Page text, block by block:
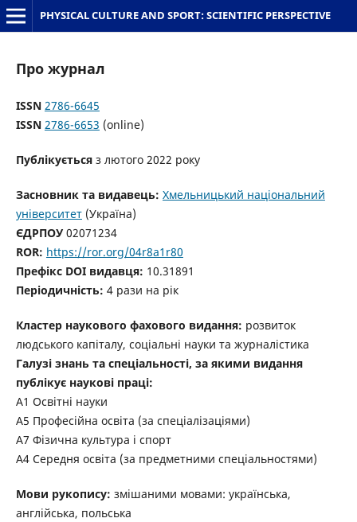
PHYSICAL CULTURE AND SPORT: SCIENTIFIC PERSPECTIVE
Про журнал
ISSN 2786-6645
ISSN 2786-6653 (online)
Публікується з лютого 2022 року
Засновник та видавець: Хмельницький національний
університет(Україна)
ЄДРПОУ 02071234
ROR: https://ror.org/04r8a1r80
Префікс DOI видавця: 10.31891
Періодичність: 4 рази на рік
Кластер наукового фахового видання: розвиток
людського капіталу, соціальні науки та журналістика
Галузі знань та спеціальності, за якими видання
публікує наукові праці:
А1 Освітні науки
А5 Професійна освіта (за спеціалізаціями)
А7 Фізична культура і спорт
А4 Середня освіта (за предметними спеціальностями)
Мови рукопису: змішаними мовами: українська,
англійська, польська